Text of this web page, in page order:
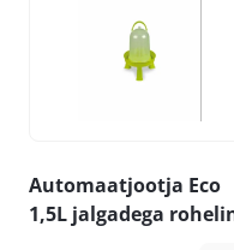
Automaatjootja Eco
1,5L jalgadega